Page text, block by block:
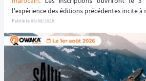
l'expérience des éditions précédentes incite
le tarif early bird, réservé aux 100 premiers
quelques heures les années passées.
Publié le05/08/2026